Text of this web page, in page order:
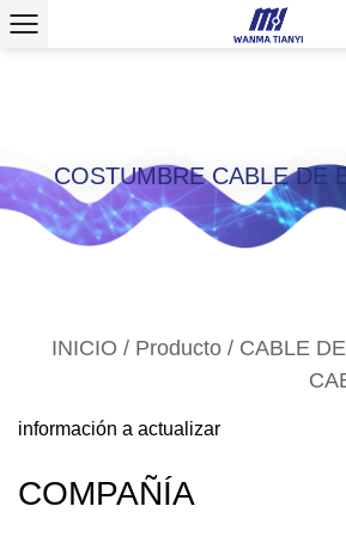
COSTUMBRE CABLE DE
INICIO / Producto / CABLE
información a actualizar
COMPAÑÍA